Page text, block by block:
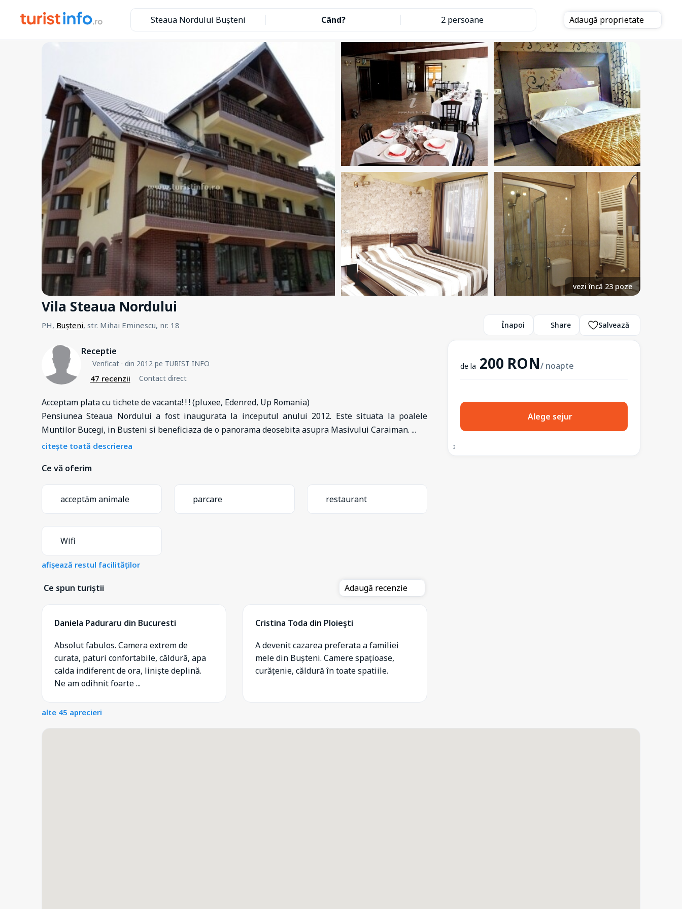
Steaua Nordului Bușteni Când? 2 persoane Adaugă proprietate
vezi încă 23 poze
Vila Steaua Nordului
PH, Bușteni, str. Mihai Eminescu, nr. 18 Înapoi Share Salvează
Receptie
Verificat· din 2012 pe TURIST INFO
47 recenzii Contact direct
Acceptam plata cu tichete de vacanta! ! ! (pluxee, Edenred, Up Romania)
Pensiunea Steaua Nordului a fost inaugurata la inceputul anului 2012. Este situata la poalele
Muntilor Bucegi, in Busteni si beneficiaza de o panorama deosebita asupra Masivului Caraiman. ...
citește toată descrierea
Ce vă oferim
acceptăm animale parcare restaurant
Wifi
afișează restul facilităților
Ce spun turiștii Adaugă recenzie
Daniela Paduraru din Bucuresti
Absolut fabulos. Camera extrem de
curata, paturi confortabile, căldură, apa
calda indiferent de ora, liniște deplină.
Ne am odihnit foarte ...
Cristina Toda din Ploieşti
A devenit cazarea preferata a familiei
mele din Bușteni. Camere spațioase,
curățenie, căldură în toate spatiile.
alte 45 aprecieri
de la 200 RON/ noapte
Alege sejur
3